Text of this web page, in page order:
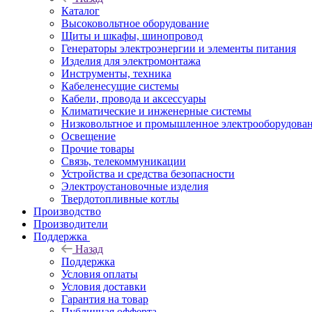
Каталог
Высоковольтное оборудование
Щиты и шкафы, шинопровод
Генераторы электроэнергии и элементы питания
Изделия для электромонтажа
Инструменты, техника
Кабеленесущие системы
Кабели, провода и аксессуары
Климатические и инженерные системы
Низковольтное и промышленное
Освещение
Прочие товары
Связь, телекоммуникации
Устройства и средства безопасности
Электроустановочные изделия
Твердотопливные котлы
Производство
Производители
Поддержка
Назад
Поддержка
Условия оплаты
Условия доставки
Гарантия на товар